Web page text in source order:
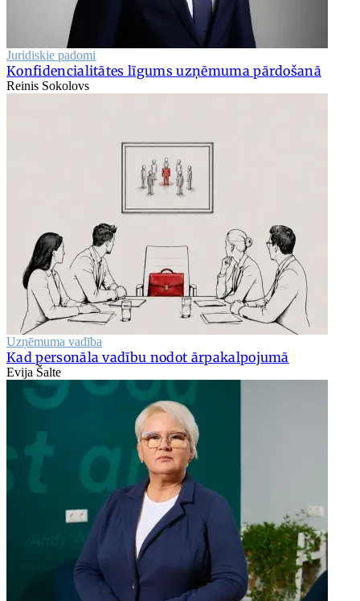
Juridiskie padomi
Konfidencialitātes līgums uzņēmuma pārdošanā
Reinis Sokolovs
Uzņēmuma vadība
Kad personāla vadību nodot ārpakalpojumā
Evija Šalte